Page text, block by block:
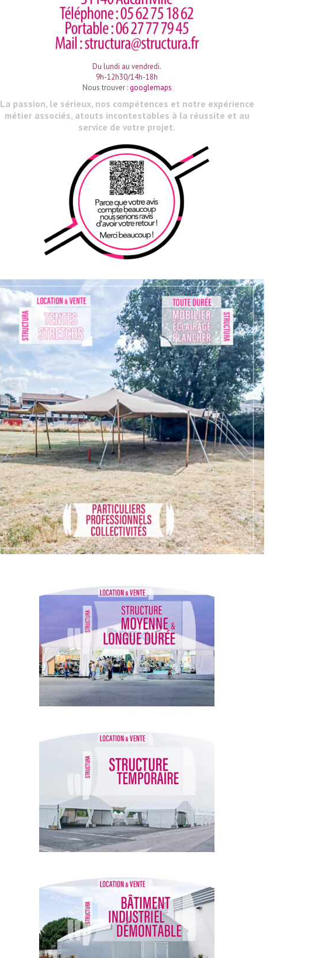
Du lundi au vendredi.
9h-12h30/14h-18h
Nous trouver :googlemaps
La passion, le sérieux, nos compétences et notre expérience
métier associés, atouts incontestables à la réussite et au
service de votre projet.